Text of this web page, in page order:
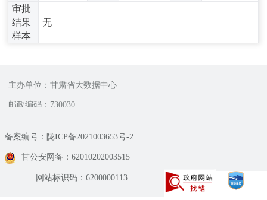
审批
结果
样本
无
主办单位：甘肃省大数据中心
邮政编码：730030
备案编号：陇ICP备2021003653号-2
甘公安网备：62010202003515
网站标识码：6200000113